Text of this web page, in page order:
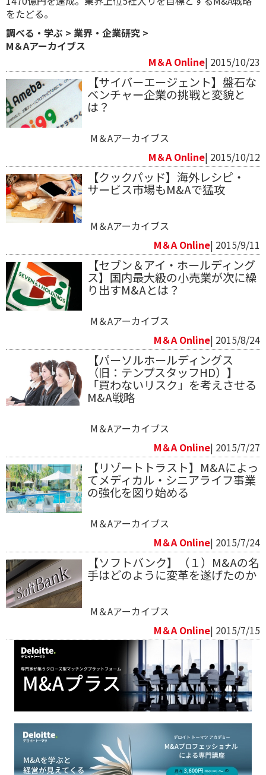
をたどる。
調べる・学ぶ > 業界・企業研究 >
M＆Aアーカイブス
M＆A Online| 2015/10/23
【サイバーエージェント】盤石な
ベンチャー企業の挑戦と変貌と
は？
M＆Aアーカイブス
M＆A Online| 2015/10/12
【クックパッド】海外レシピ・
サービス市場もM&Aで猛攻
M＆Aアーカイブス
M＆A Online| 2015/9/11
【セブン＆アイ・ホールディング
ス】国内最大級の小売業が次に繰
り出すM&Aとは？
M＆Aアーカイブス
M＆A Online| 2015/8/24
【パーソルホールディングス
（旧：テンプスタッフHD）】
「買わないリスク」を考えさせる
M&A戦略
M＆Aアーカイブス
M＆A Online| 2015/7/27
【リゾートトラスト】M&Aによっ
てメディカル・シニアライフ事業
の強化を図り始める
M＆Aアーカイブス
M＆A Online| 2015/7/24
【ソフトバンク】（１）M&Aの名
手はどのように変革を遂げたのか
M＆Aアーカイブス
M＆A Online| 2015/7/15